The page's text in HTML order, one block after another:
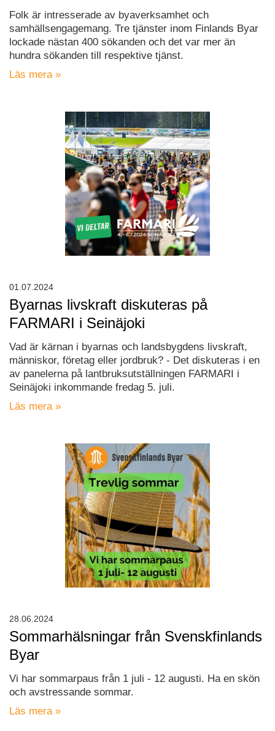
Folk är intresserade av byaverksamhet och
samhällsengagemang. Tre tjänster inom Finlands Byar
lockade nästan 400 sökanden och det var mer än
hundra sökanden till respektive tjänst.
Läs mera »
Byarnas livskraft diskuteras på
FARMARI i Seinäjoki
Vad är kärnan i byarnas och landsbygdens livskraft,
människor, företag eller jordbruk? - Det diskuteras i en
av panelerna på lantbruksutställningen FARMARI i
Seinäjoki inkommande fredag 5. juli.
Läs mera »
01.07.2024
Sommarhälsningar från Svenskfinlands
Byar
Vi har sommarpaus från 1 juli - 12 augusti. Ha en skön
och avstressande sommar.
Läs mera »
28.06.2024